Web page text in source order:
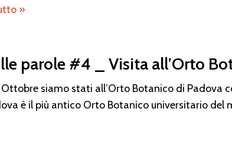
»
parole #4 _ Visita all’Orto
Ottobre siamo stati all’Orto Botanico di Padova
è il più antico Orto Botanico universitario del